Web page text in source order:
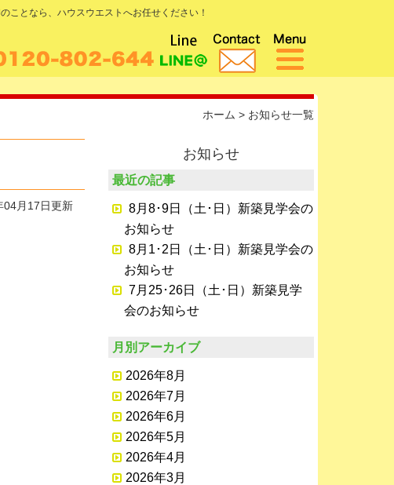
ことなら、ハウスウエストへお任せください！
ホーム > お知らせ一覧
04月17日更新
お知らせ
最近の記事
8月8･9日（土･日）新築見学会の
お知らせ
8月1･2日（土･日）新築見学会の
お知らせ
7月25･26日（土･日）新築見学
会のお知らせ
月別アーカイブ
2026年8月
2026年7月
2026年6月
2026年5月
2026年4月
2026年3月